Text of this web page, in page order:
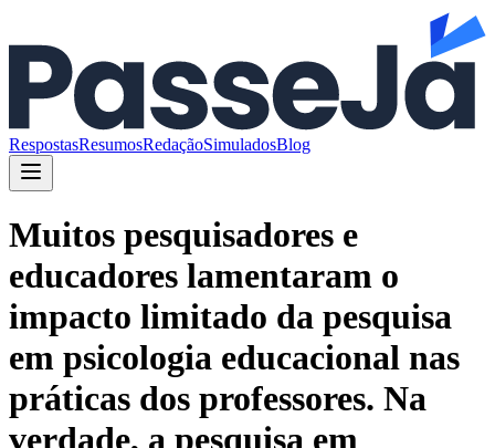
RespostasResumosRedaçãoSimuladosBlog
Muitos pesquisadores e
educadores lamentaram o
impacto limitado da pesquisa
em psicologia educacional nas
práticas dos professores. Na
verdade, a pesquisa em